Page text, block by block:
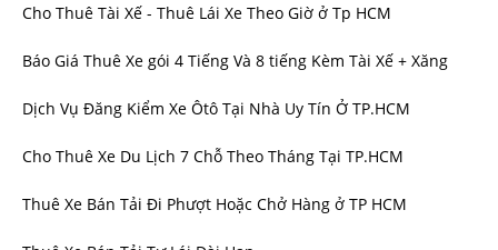
Cho Thuê Tài Xế - Thuê Lái Xe Theo Giờ ở Tp HCM
Báo Giá Thuê Xe gói 4 Tiếng Và 8 tiếng Kèm Tài Xế + Xăng
Dịch Vụ Đăng Kiểm Xe Ôtô Tại Nhà Uy Tín Ở TP.HCM
Cho Thuê Xe Du Lịch 7 Chỗ Theo Tháng Tại TP.HCM
Thuê Xe Bán Tải Đi Phượt Hoặc Chở Hàng ở TP HCM